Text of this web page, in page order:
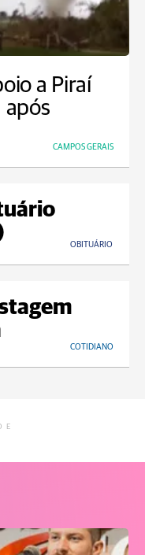
a Piraí
após
CAMPOS GERAIS
OBITUÁRIO
COTIDIANO